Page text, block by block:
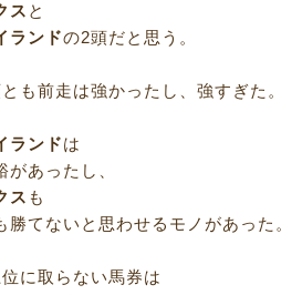
ス と
ランドの2頭だと思う。
も前走は強かったし、強すぎた。
ランドは
があったし、
ス も
勝てないと思わせるモノがあった。
に取らない馬券は